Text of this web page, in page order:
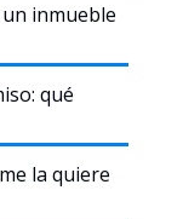
inmueble
qué
la quiere